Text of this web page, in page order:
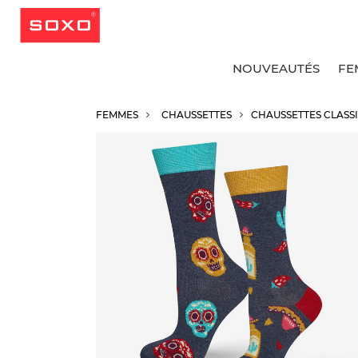
NOUVEAUTÉS
FEMMES CHAUSSETTES CHAUSSETTES